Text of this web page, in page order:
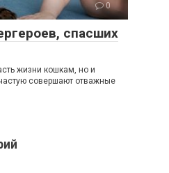
0
спасших
жизни кошкам, но и
совершают отважные